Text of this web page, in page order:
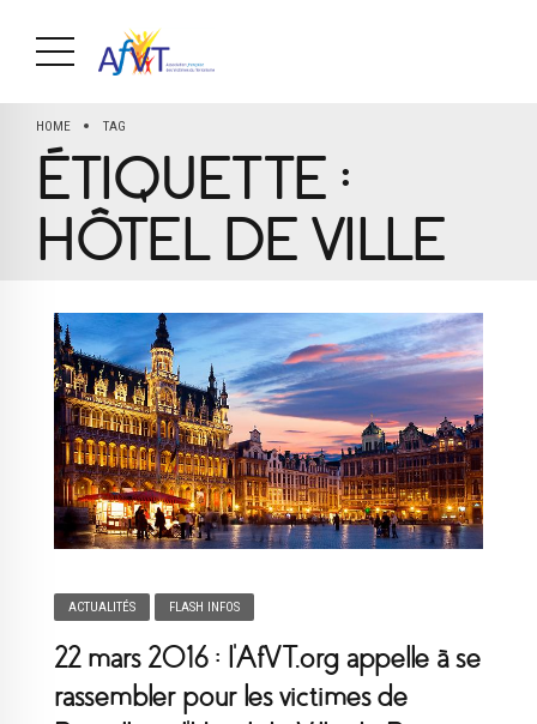
HOME TAG
ÉTIQUETTE :
HÔTEL DE VILLE
ACTUALITÉS FLASH INFOS
22 mars 2016 : l’AfVT.org appelle à se
rassembler pour les victimes de